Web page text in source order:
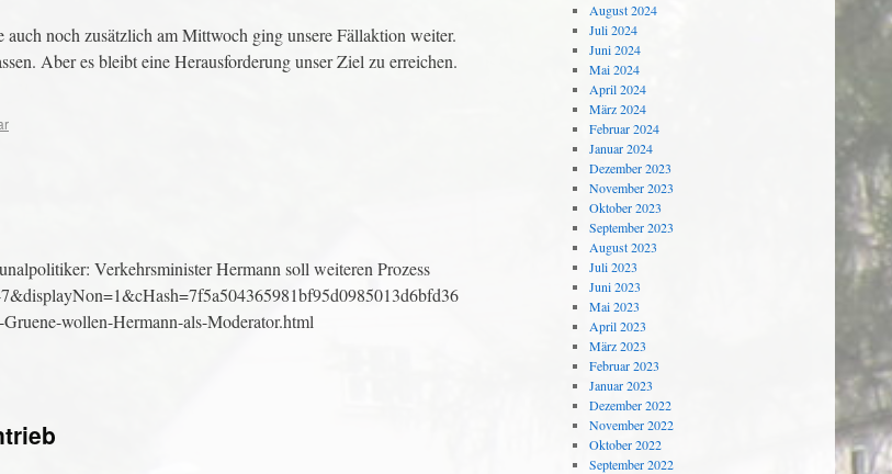
noch zusätzlich am Mittwoch ging unsere Fällaktion weiter.
Aber es bleibt eine Herausforderung unser Ziel zu erreichen.
Verkehrsminister Hermann soll weiteren Prozess
wollen-Hermann-als-Moderator.html
August 2024
Juli 2024
Juni 2024
Mai 2024
April 2024
März 2024
Februar 2024
Januar 2024
Dezember 2023
November 2023
Oktober 2023
September 2023
August 2023
Juli 2023
Juni 2023
Mai 2023
April 2023
März 2023
Februar 2023
Januar 2023
Dezember 2022
November 2022
Oktober 2022
September 2022